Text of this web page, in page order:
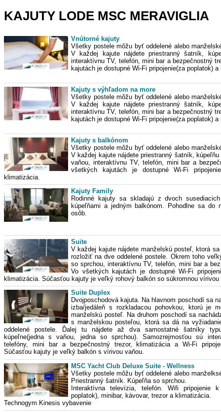
KAJUTY LODE MSC MERAVIGLIA
Vnútorné kajuty
Všetky postele môžu byť oddelené alebo
V každej kajute nájdete priestranný šatník,
interaktívnu TV, telefón, mini bar a bezpečnostný
kajutách je dostupné Wi-Fi pripojenie(za poplatok)
Kajuty s výhľadom na more
Všetky postele môžu byť oddelené alebo
V každej kajute nájdete priestranný šatník,
interaktívnu TV, telefón, mini bar a bezpečnostný
kajutách je dostupné Wi-Fi pripojenie(za poplatok)
Kajuty s balkónom
Všetky postele môžu byť oddelené alebo
V každej kajute nájdete priestranný šatník, kúpeľňu
vaňou, interaktívnu TV, telefón, mini bar a
všetkých kajutách je dostupné Wi-Fi
klimatizácia.
Kajuty Family
Rodinné kajuty sa skladajú z dvoch
kúpeľňami a jedným balkónom. Pohodlne sa do
osôb.
Suite
V každej kajute nájdete manželskú posteľ, ktorá
rozložiť na dve oddelené postele. Okrem toho
so sprchou, interaktívnu TV, telefón, mini bar a
Vo všetkých kajutách je dostupné Wi-Fi
klimatizácia. Súčasťou kajuty je veľký rohový balkón so súkromnou vírivou
Suite Duplex
Dvojposchodová kajuta. Na hlavnom poschodí sa
izba/jedáleň s rozkladacou pohovkou, ktorú je
manželskú posteľ. Na druhom poschodí sa
s manželskou posteľou, ktorá sa dá na
oddelené postele. Ďalej tu nájdete až dva samostatné šatníky
kúpeľne(jedna s vaňou, jedna so sprchou). Samozrejmosťou sú
telefóny, mini bar a bezpečnostný trezor, klimatizácia a Wi-Fi
Súčasťou kajuty je veľký balkón s vírivou vaňou.
MSC Yacht Club Deluxe Suite - Wellness
Všetky postele môžu byť oddelené alebo
Priestranný šatník. Kúpeľňa so sprchou.
Interaktívna televízia, telefón. Wifi pripojenie
poplatok), minibar, kávovar, trezor a klimatizácia.
Technogym Kinesis vybavenie